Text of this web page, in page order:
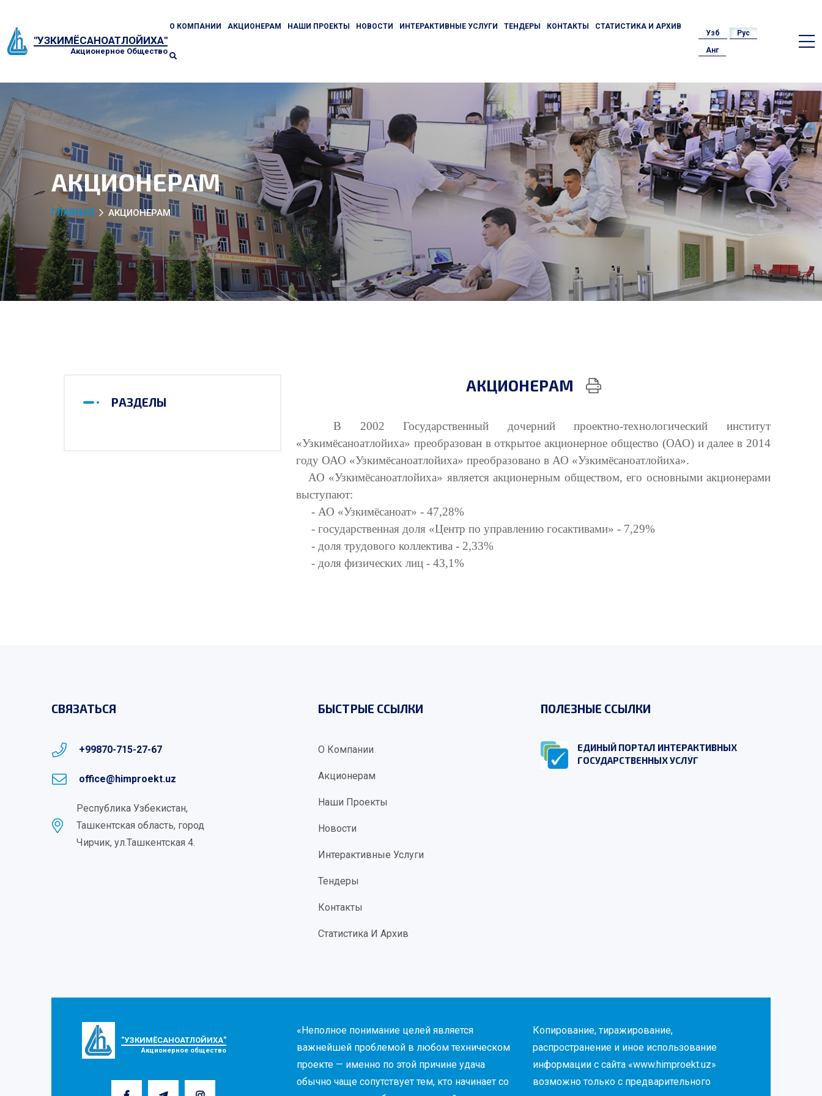
"УЗКИМЁСАНОАТЛОЙИХА"
Акционерное Общество
О КОМПАНИИ АКЦИОНЕРАМ НАШИ ПРОЕКТЫ НОВОСТИ ИНТЕРАКТИВНЫЕ УСЛУГИ ТЕНДЕРЫ КОНТАКТЫ СТАТИСТИКА И АРХИВ
Узб
Рус
Анг
АКЦИОНЕРАМ
ГЛАВНАЯ АКЦИОНЕРАМ
РАЗДЕЛЫ
АКЦИОНЕРАМ
В 2002 Государственный дочерний проектно-технологический институт
«Узкимёсаноатлойиха» преобразован в открытое акционерное общество (ОАО) и далее в 2014
году ОАО «Узкимёсаноатлойиха» преобразовано в АО «Узкимёсаноатлойиха».
АО «Узкимёсаноатлойиха» является акционерным обществом, его основными акционерами
выступают:
- АО «Узкимёсаноат» - 47,28%
- государственная доля «Центр по управлению госактивами» - 7,29%
- доля трудового коллектива - 2,33%
- доля физических лиц - 43,1%
СВЯЗАТЬСЯ
+99870-715-27-67
office@himproekt.uz
Республика Узбекистан,
Ташкентская область, город
Чирчик, ул.Ташкентская 4.
БЫСТРЫЕ ССЫЛКИ
О Компании
Акционерам
Наши Проекты
Новости
Интерактивные Услуги
Тендеры
Контакты
Статистика И Архив
ПОЛЕЗНЫЕ ССЫЛКИ
ЕДИНЫЙ ПОРТАЛ ИНТЕРАКТИВНЫХ
ГОСУДАРСТВЕННЫХ УСЛУГ
"УЗКИМЁСАНОАТЛОЙИХА"
Акционерное общество
«Неполное понимание целей является
важнейшей проблемой в любом техническом
проекте — именно по этой причине удача
обычно чаще сопутствует тем, кто начинает со
Копирование, тиражирование,
распространение и иное использование
информации с сайта «www.himproekt.uz»
возможно только с предварительного